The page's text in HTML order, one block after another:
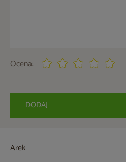
Ocena:
DODAJ
Arek